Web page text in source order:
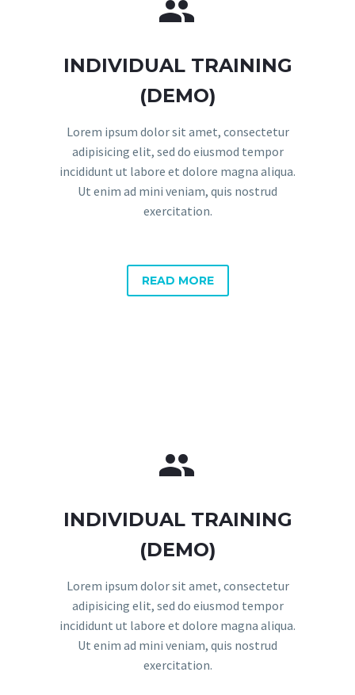


INDIVIDUAL TRAINING
(DEMO)
Lorem ipsum dolor sit amet, consectetur
adipisicing elit, sed do eiusmod tempor
incididunt ut labore et dolore magna aliqua.
Ut enim ad mini veniam, quis nostrud
exercitation.
READ MORE


INDIVIDUAL TRAINING
(DEMO)
Lorem ipsum dolor sit amet, consectetur
adipisicing elit, sed do eiusmod tempor
incididunt ut labore et dolore magna aliqua.
Ut enim ad mini veniam, quis nostrud
exercitation.